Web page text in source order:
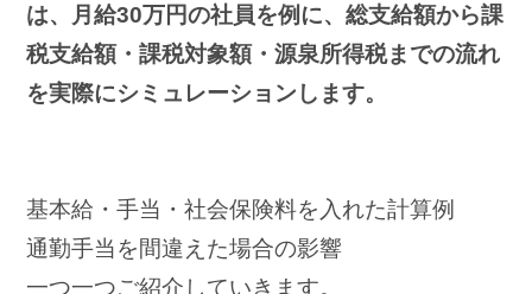
は、月給30万円の社員を例に、総支給額から課
税支給額・課税対象額・源泉所得税までの流れ
を実際にシミュレーションします。
基本給・手当・社会保険料を入れた計算例
通勤手当を間違えた場合の影響
一つ一つご紹介していきます。